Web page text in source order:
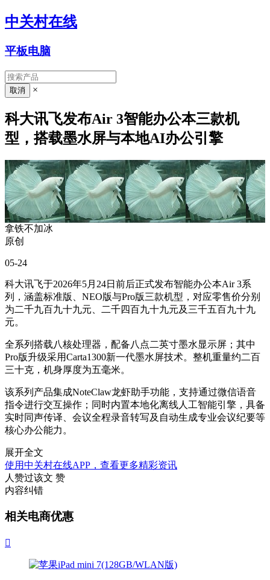
中关村在线
平板电脑
×
科大讯飞发布Air 3智能办公本三款机
型，搭载墨水屏与本地AI办公引擎
拿铁不加冰
原创
05-24
科大讯飞于2026年5月24日前后正式发布智能办公本Air 3系
列，涵盖标准版、NEO版与Pro版三款机型，对应零售价分别
为二千九百九十九元、二千四百九十九元及三千五百九十九
元。
全系列搭载八核处理器，配备八点二英寸墨水显示屏；其中
Pro版升级采用Carta1300新一代墨水屏技术。整机重量约二百
三十克，机身厚度为五毫米。
该系列产品集成NoteClaw龙虾助手功能，支持通过微信语音
指令进行交互操作；同时内置本地化离线人工智能引擎，具备
实时同声传译、会议全程录音转写及自动生成专业会议纪要等
核心办公能力。
展开全文
使用中关村在线APP，查看更多精彩资讯
人赞过该文 赞
内容纠错
相关电商优惠
